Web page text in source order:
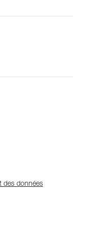
des données